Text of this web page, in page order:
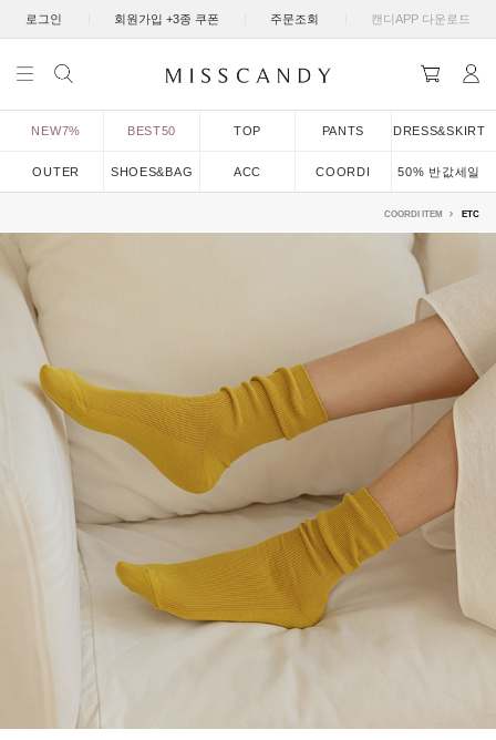
로그인 회원가입 +3종 쿠폰 주문조회 캔디APP 다운로드
NEW7% BEST50 TOP PANTS DRESS&SKIRT
OUTER SHOES&BAG ACC COORDI 50% 반값세일
COORDI ITEM ETC